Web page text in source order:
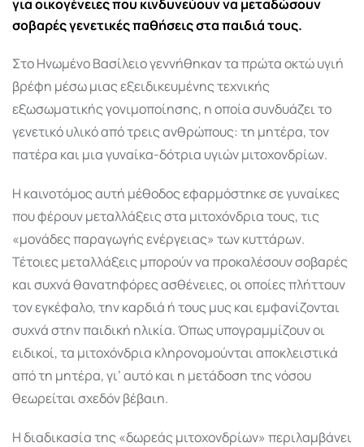
για οικογένειες που κινδυνεύουν να μεταδώσουν
σοβαρές γενετικές παθήσεις στα παιδιά τους.
Στο Ηνωμένο Βασίλειο γεννήθηκαν τα πρώτα οκτώ υγιή
βρέφη μέσω μιας εξειδικευμένης τεχνικής
εξωσωματικής γονιμοποίησης, η οποία συνδυάζει το
γενετικό υλικό από τρεις ανθρώπους: τη μητέρα, τον
πατέρα και μια γυναίκα-δότρια υγιών μιτοχονδρίων.
Η καινοτόμος αυτή μέθοδος εφαρμόστηκε σε γυναίκες
που φέρουν μεταλλάξεις στα μιτοχόνδρια τους, τις
«μονάδες παραγωγής ενέργειας» των κυττάρων.
Τέτοιες μεταλλάξεις μπορούν να προκαλέσουν σοβαρές
και συχνά θανατηφόρες ασθένειες, οι οποίες πλήττουν
τον εγκέφαλο, την καρδιά ή τους μυς και εμφανίζονται
συχνά στην παιδική ηλικία. Όπως υπογραμμίζουν οι
ειδικοί, τα μιτοχόνδρια κληρονομούνται αποκλειστικά
από τη μητέρα, γι’ αυτό και η μετάδοση της νόσου
θεωρείται σχεδόν βέβαιη.
Η διαδικασία της «δωρεάς μιτοχονδρίων» περιλαμβάνει